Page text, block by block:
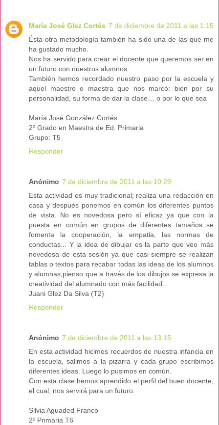
María José Glez Cortés 7 de diciembre de 2011 a las 1:15
Ésta otra metodología también ha sido una de las que me
ha gustado mucho.
Nos ha servido para crear el docente que queremos ser en
un futuro con nuestros alumnos.
También hemos recordado nuestro paso por la escuela y
aquel maestro o maestra que nos marcó: bien por su
personalidad, su forma de dar la clase… o por lo que sea
María José González Cortés
2º Grado en Maestra de Ed. Primaria
Grupo: T5
Responder
Anónimo 7 de diciembre de 2011 a las 10:29
Esta actividad es muy tradicional; realiza una redacción en
casa y después ponemos en común los diferentes puntos
de vista. No es novedosa pero sí eficaz ya que con la
puesta en común en grupos de diferentes tamaños se
fomenta la cooperación, la empatia, las normas de
conductas... Y la idea de dibujar es la parte que veo más
novedosa de esta sesión ya que casi siempre se realizan
tablas o textos para recabar todas las ideas de los alumnos
y alumnas,pienso que a través de los dibujos se expresa la
creatividad del alumnado con más facilidad.
Juani Glez Da Silva (T2)
Responder
Anónimo 7 de diciembre de 2011 a las 13:15
En esta actividad hicimos recuerdos de nuestra infancia en
la escuela, salimos a la pizarra y cada grupo escribimos
diferentes ideas. Luego lo pusimos en común.
Con esta clase hemos aprendido el perfil del buen docente,
el cual, nos servirá para un futuro.
Silvia Aguaded Franco
2º Primaria T6